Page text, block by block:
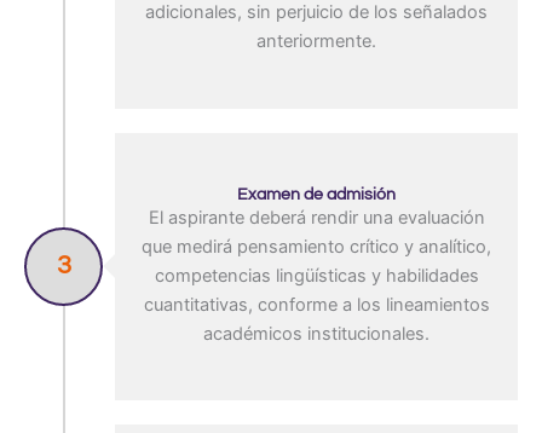
adicionales, sin perjuicio de los señalados
anteriormente.
Examen de admisión
El aspirante deberá rendir una evaluación
que medirá pensamiento crítico y analítico,
competencias lingüísticas y habilidades
cuantitativas, conforme a los lineamientos
académicos institucionales.
3